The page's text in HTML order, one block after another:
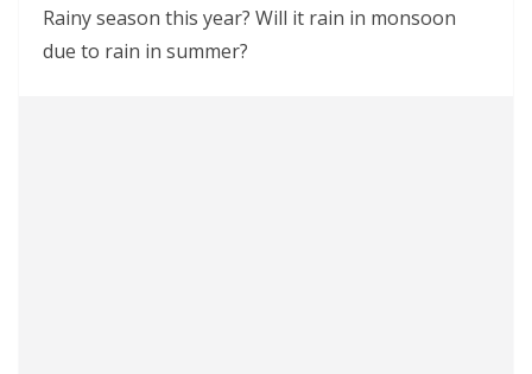
Rainy season this year? Will it rain in monsoon
due to rain in summer?